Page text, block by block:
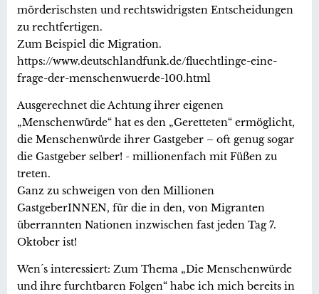
mörderischsten und rechtswidrigsten Entscheidungen
zu rechtfertigen.
Zum Beispiel die Migration.
https://www.deutschlandfunk.de/fluechtlinge-eine-
frage-der-menschenwuerde-100.html
Ausgerechnet die Achtung ihrer eigenen
„Menschenwürde“ hat es den „Geretteten“ ermöglicht,
die Menschenwürde ihrer Gastgeber – oft genug sogar
die Gastgeber selber! - millionenfach mit Füßen zu
treten.
Ganz zu schweigen von den Millionen
GastgeberINNEN, für die in den, von Migranten
überrannten Nationen inzwischen fast jeden Tag 7.
Oktober ist!
Wen´s interessiert: Zum Thema „Die Menschenwürde
und ihre furchtbaren Folgen“ habe ich mich bereits in